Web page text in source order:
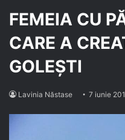
FEMEIA CU
CARE A
GOLEȘTI
Lavinia Năstase 7 iunie